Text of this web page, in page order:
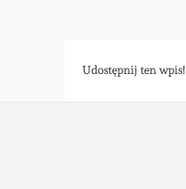
Udostępnij ten wpis!